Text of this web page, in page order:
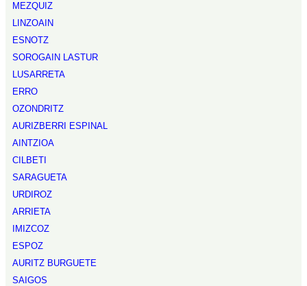
MEZQUIZ
LINZOAIN
ESNOTZ
SOROGAIN LASTUR
LUSARRETA
ERRO
OZONDRITZ
AURIZBERRI ESPINAL
AINTZIOA
CILBETI
SARAGUETA
URDIROZ
ARRIETA
IMIZCOZ
ESPOZ
AURITZ BURGUETE
SAIGOS